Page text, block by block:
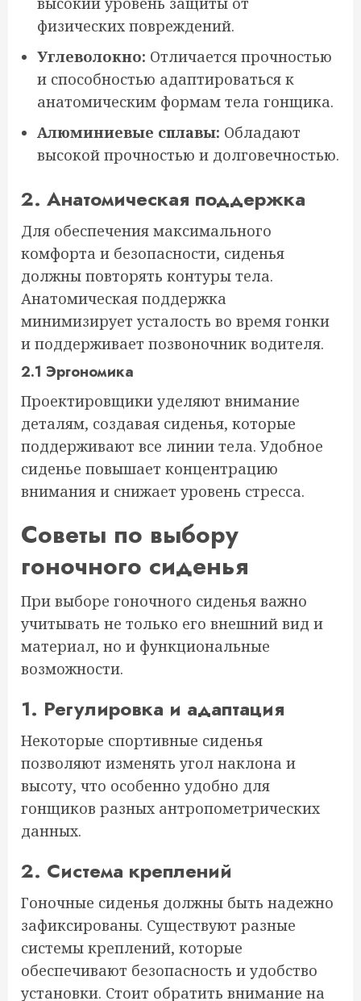
физических повреждений.
Углеволокно: Отличается прочностью
и способностью адаптироваться к
анатомическим формам тела гонщика.
Алюминиевые сплавы: Обладают
высокой прочностью и долговечностью.
2. Анатомическая поддержка
Для обеспечения максимального
комфорта и безопасности, сиденья
должны повторять контуры тела.
Анатомическая поддержка
минимизирует усталость во время гонки
и поддерживает позвоночник водителя.
2.1 Эргономика
Проектировщики уделяют внимание
деталям, создавая сиденья, которые
поддерживают все линии тела. Удобное
сиденье повышает концентрацию
внимания и снижает уровень стресса.
Советы по выбору
гоночного сиденья
При выборе гоночного сиденья важно
учитывать не только его внешний вид и
материал, но и функциональные
возможности.
1. Регулировка и адаптация
Некоторые спортивные сиденья
позволяют изменять угол наклона и
высоту, что особенно удобно для
гонщиков разных антропометрических
данных.
2. Система креплений
Гоночные сиденья должны быть надежно
зафиксированы. Существуют разные
системы креплений, которые
обеспечивают безопасность и удобство
установки. Стоит обратить внимание на